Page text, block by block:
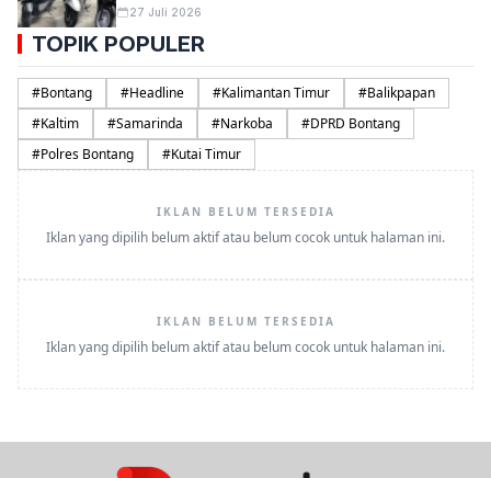
27 Juli 2026
TOPIK POPULER
#Bontang #Headline #Kalimantan Timur #Balikpapan
#Kaltim #Samarinda #Narkoba #DPRD Bontang
#Polres Bontang #Kutai Timur
IKLAN BELUM TERSEDIA
Iklan yang dipilih belum aktif atau belum cocok untuk halaman ini.
IKLAN BELUM TERSEDIA
Iklan yang dipilih belum aktif atau belum cocok untuk halaman ini.